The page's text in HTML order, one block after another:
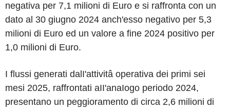
negativa per 7,1 milioni di Euro e si raffronta con un
dato al 30 giugno 2024 anch'esso negativo per 5,3
milioni di Euro ed un valore a fine 2024 positivo per
1,0 milioni di Euro.
I flussi generati dalI'attivitâ operativa dei primi sei
mesi 2025, raffrontati aII'anaIogo periodo 2024,
presentano un peggioramento di circa 2,6 milioni di